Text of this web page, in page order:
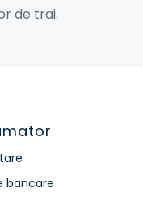
de trai.
bancare